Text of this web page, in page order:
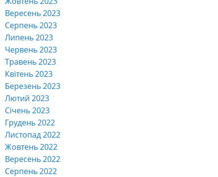
Вересень 2023
Серпень 2023
Липень 2023
Червень 2023
Травень 2023
Квітень 2023
Березень 2023
Лютий 2023
Січень 2023
Грудень 2022
Листопад 2022
Жовтень 2022
Вересень 2022
Серпень 2022